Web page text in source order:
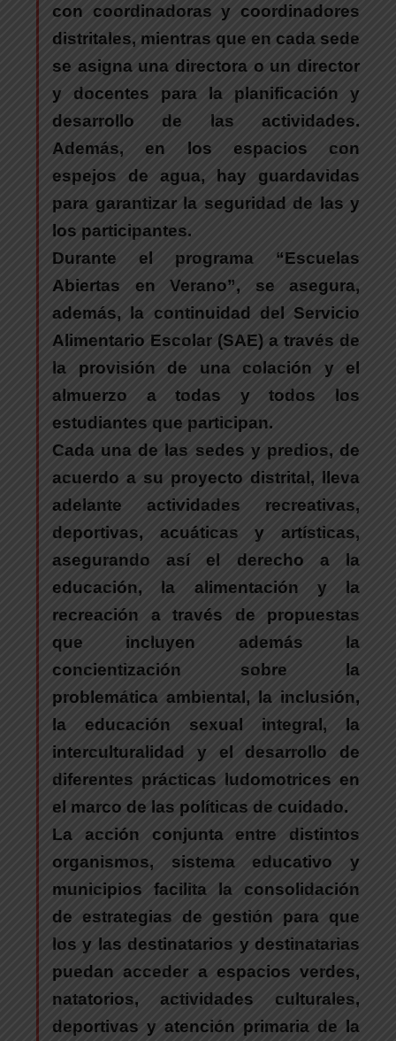
con coordinadoras y coordinadores
distritales, mientras que en cada sede
se asigna una directora o un director
y docentes para la planificación y
desarrollo de las actividades.
Además, en los espacios con
espejos de agua, hay guardavidas
para garantizar la seguridad de las y
los participantes.
Durante el programa “Escuelas
Abiertas en Verano”, se asegura,
además, la continuidad del Servicio
Alimentario Escolar (SAE) a través de
la provisión de una colación y el
almuerzo a todas y todos los
estudiantes que participan.
Cada una de las sedes y predios, de
acuerdo a su proyecto distrital, lleva
adelante actividades recreativas,
deportivas, acuáticas y artísticas,
asegurando así el derecho a la
educación, la alimentación y la
recreación a través de propuestas
que incluyen además la
concientización sobre la
problemática ambiental, la inclusión,
la educación sexual integral, la
interculturalidad y el desarrollo de
diferentes prácticas ludomotrices en
el marco de las políticas de cuidado.
La acción conjunta entre distintos
organismos, sistema educativo y
municipios facilita la consolidación
de estrategias de gestión para que
los y las destinatarios y destinatarias
puedan acceder a espacios verdes,
natatorios, actividades culturales,
deportivas y atención primaria de la